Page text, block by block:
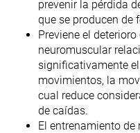
prevenir la pérdida
que se producen de
Previene el
neuromuscular
significativamente
movimientos, la
cual reduce
de caídas.
El entrenamiento